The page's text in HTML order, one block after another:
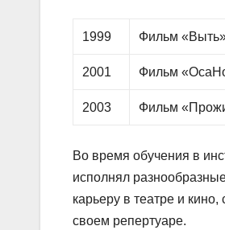
1999 Фильм
2001 Фильм
2003 Фильм
Во время обучения в
исполнял
карьеру в театре и
своем репертуаре.